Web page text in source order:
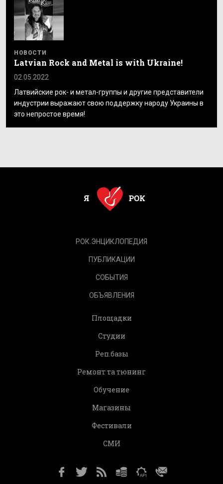
НОВОСТИ
Latvian Rock and Metal is with Ukraine!
02.05.2022
Латвийские рок- и метал-группы и другие представители
индустрии выражают свою поддержку народу Украины в
это непростое время!
РОК.ЭНЦИКЛОПЕДИЯ
ПУБЛИКАЦИИ
СОБЫТИЯ
ОБЪЯВЛЕНИЯ
Площадки
Студии
Реп.базы
Ремонт та тюнинг
Обучение
Магазины
Фестивали
СМИ